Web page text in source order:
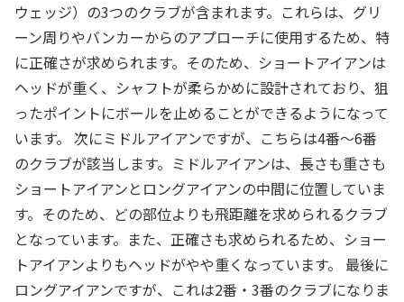
ウェッジ）の3つのクラブが含まれます。これらは、グリ
ーン周りやバンカーからのアプローチに使用するため、特
に正確さが求められます。そのため、ショートアイアンは
ヘッドが重く、シャフトが柔らかめに設計されており、狙
ったポイントにボールを止めることができるようになって
います。 次にミドルアイアンですが、こちらは4番～6番
のクラブが該当します。ミドルアイアンは、長さも重さも
ショートアイアンとロングアイアンの中間に位置していま
す。そのため、どの部位よりも飛距離を求められるクラブ
となっています。また、正確さも求められるため、ショー
トアイアンよりもヘッドがやや重くなっています。 最後に
ロングアイアンですが、これは2番・3番のクラブになりま